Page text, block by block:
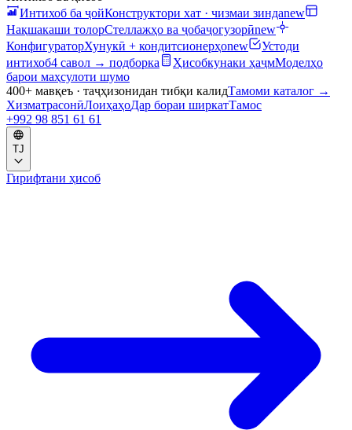
Интихоб ба ҷойКонструктори хат · чизмаи зиндаnew
Нақшакаши толорСтеллажҳо ва ҷобаҷогузорӣnew
КонфигураторХунукӣ + кондитсионерҳоnew
Устоди
интихоб4 савол → подборка Ҳисобкунаки ҳаҷмМоделҳо
барои маҳсулоти шумо
400+ мавқеъ · таҷҳизонидан тибқи калидТамоми каталог →
ХизматрасонӣЛоиҳаҳоДар бораи ширкатТамос
+992 98 851 61 61
TJ
Гирифтани ҳисоб